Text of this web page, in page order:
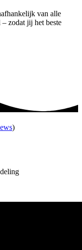
van alle
– zodat jij het beste
)